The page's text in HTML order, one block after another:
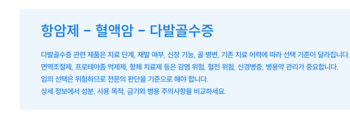
항암제 - 혈액암 - 다발골수증
다발골수증 관련 제품은 치료 단계, 재발 여부, 신장 기능, 골 병변, 기존 치료 이력에 따라 선택 기준이 달라집니다.
면역조절제, 프로테아좀 억제제, 항체 치료제 등은 감염 위험, 혈전 위험, 신경병증, 병용약 관리가 중요합니다.
임의 선택은 위험하므로 전문의 판단을 기준으로 해야 합니다.
상세 정보에서 성분, 사용 목적, 금기와 병용 주의사항을 비교하세요.